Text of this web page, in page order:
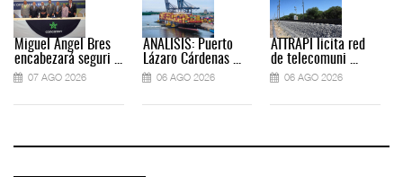
Miguel Ángel Bres
encabezará seguri ...
07 AGO 2026
ANÁLISIS: Puerto
Lázaro Cárdenas ...
06 AGO 2026
ATTRAPI licita red
de telecomuni ...
06 AGO 2026